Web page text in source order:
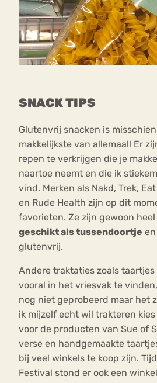
SNACK TIPS
Glutenvrij snacken is
makkelijkste van allemaal! Er
repen te verkrijgen die je
naartoe neemt en die ik
vind. Merken als Nakd, Trek,
en Rude Health zijn op dit
favorieten. Ze zijn gewoon
geschikt als tussendoortje
glutenvrij.
Andere traktaties zoals
vooral in het vriesvak te
nog niet geprobeerd maar het
ik mijzelf echt wil trakteren
voor de producten van Sue of
verse en handgemaakte
bij veel winkels te koop zijn.
Festival stond er ook een